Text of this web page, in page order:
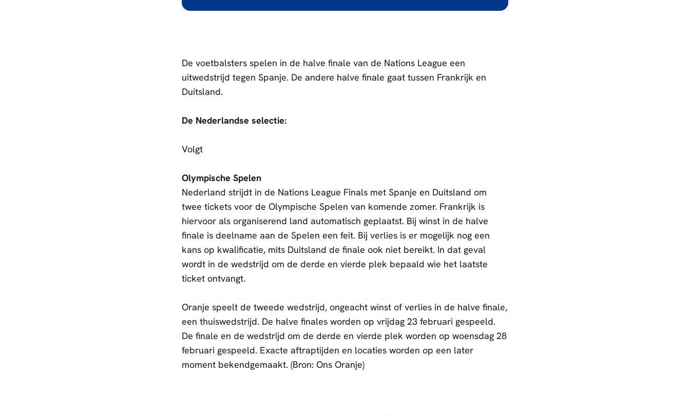
De voetbalsters spelen in de halve finale van de Nations League een
uitwedstrijd tegen Spanje. De andere halve finale gaat tussen Frankrijk en
Duitsland.
De Nederlandse selectie:
Volgt
Olympische Spelen
Nederland strijdt in de Nations League Finals met Spanje en Duitsland om
twee tickets voor de Olympische Spelen van komende zomer. Frankrijk is
hiervoor als organiserend land automatisch geplaatst. Bij winst in de halve
finale is deelname aan de Spelen een feit. Bij verlies is er mogelijk nog een
kans op kwalificatie, mits Duitsland de finale ook niet bereikt. In dat geval
wordt in de wedstrijd om de derde en vierde plek bepaald wie het laatste
ticket ontvangt.
Oranje speelt de tweede wedstrijd, ongeacht winst of verlies in de halve finale,
een thuiswedstrijd. De halve finales worden op vrijdag 23 februari gespeeld.
De finale en de wedstrijd om de derde en vierde plek worden op woensdag 28
februari gespeeld. Exacte aftraptijden en locaties worden op een later
moment bekendgemaakt. (Bron: Ons Oranje)